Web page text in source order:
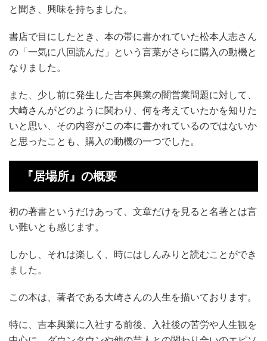
と聞き、興味を持ちました。
書店で目にしたとき、本の帯に書かれていた松本人志さん
の「一気に八回読んだ」という言葉がさらに購入の動機と
なりました。
また、少し前に発生した吉本興業の闇営業問題に対して、
大崎さんがどのように関わり、何を考えていたかを知りた
いと思い、その内容がこの本に書かれているのではないか
と思ったことも、購入の動機の一つでした。
『居場所』の概要
初の著書というだけあって、文章だけを見ると名著とは言
い難いとも感じます。
しかし、それは楽しく、時にはしんみりと読むことができ
ました。
この本は、著者である大崎さんの人生を描いております。
特に、吉本興業に入社する前後、入社後の苦労や人生観を